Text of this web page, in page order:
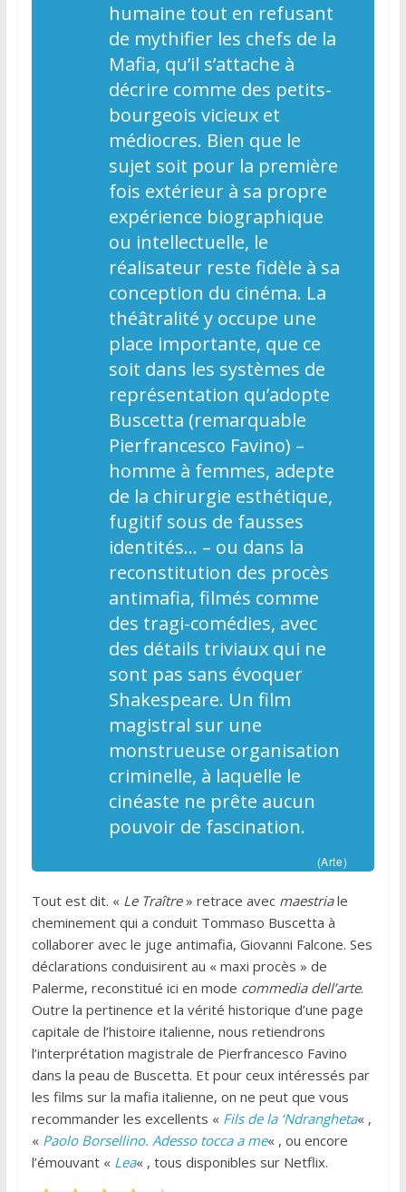
humaine tout en refusant
de mythifier les chefs de la
Mafia, qu’il s’attache à
décrire comme des petits-
bourgeois vicieux et
médiocres. Bien que le
sujet soit pour la première
fois extérieur à sa propre
expérience biographique
ou intellectuelle, le
réalisateur reste fidèle à sa
conception du cinéma. La
théâtralité y occupe une
place importante, que ce
soit dans les systèmes de
représentation qu’adopte
Buscetta (remarquable
Pierfrancesco Favino) –
homme à femmes, adepte
de la chirurgie esthétique,
fugitif sous de fausses
identités… – ou dans la
reconstitution des procès
antimafia, filmés comme
des tragi-comédies, avec
des détails triviaux qui ne
sont pas sans évoquer
Shakespeare. Un film
magistral sur une
monstrueuse organisation
criminelle, à laquelle le
cinéaste ne prête aucun
pouvoir de fascination.
(Arte)
Tout est dit. « Le Traître» retrace avec maestriale
cheminement qui a conduit Tommaso Buscetta à
collaborer avec le juge antimafia, Giovanni Falcone. Ses
déclarations conduisirent au « maxi procès » de
Palerme, reconstitué ici en mode commedia dell’arte.
Outre la pertinence et la vérité historique d’une page
capitale de l’histoire italienne, nous retiendrons
l’interprétation magistrale de Pierfrancesco Favino
dans la peau de Buscetta. Et pour ceux intéressés par
les films sur la mafia italienne, on ne peut que vous
recommander les excellents « Fils de la ‘Ndrangheta« ,
« Paolo Borsellino. Adesso tocca a me« , ou encore
l’émouvant « Lea« , tous disponibles sur Netflix.